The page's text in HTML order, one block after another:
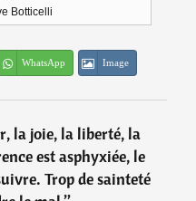
Botticelli
WhatsApp Image
la joie, la liberté, la
est asphyxiée, le
Trop de sainteté